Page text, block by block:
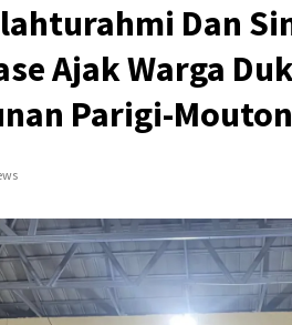
Dan
Ajak Warga
Parigi-